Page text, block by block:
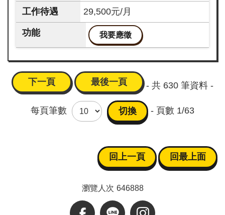
29,500元/月
我要應徵
下一頁 最後一頁 - 共 630 筆資料 -
每頁筆數 - 頁數 1/63
回上一頁 回最上面
瀏覽人次 646888